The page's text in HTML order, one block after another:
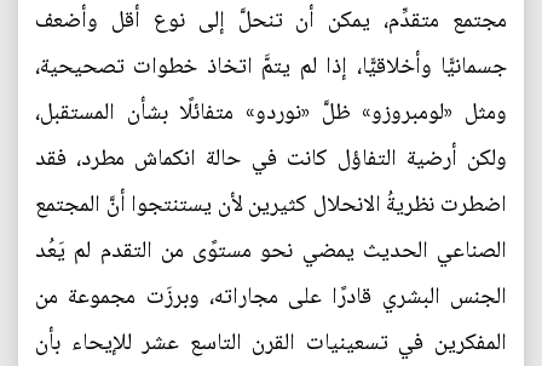
مجتمع متقدِّم، يمكن أن تنحلَّ إلى نوع أقل وأضعف
جسمانيًّا وأخلاقيًّا، إذا لم يتمَّ اتخاذ خطوات تصحيحية،
ومثل «لومبروزو» ظلَّ «نوردو» متفائلًا بشأن المستقبل،
ولكن أرضية التفاؤل كانت في حالة انكماش مطرد، فقد
اضطرت نظريةُ الانحلال كثيرين لأن يستنتجوا أنَّ المجتمع
الصناعي الحديث يمضي نحو مستوًى من التقدم لم يَعُد
الجنس البشري قادرًا على مجاراته، وبرزَت مجموعة من
المفكرين في تسعينيات القرن التاسع عشر للإيحاء بأن